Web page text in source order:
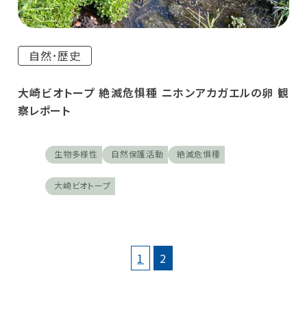
自然･歴史
大崎ビオトープ 絶滅危惧種 ニホンアカガエルの卵 観
察レポート
生物多様性 自然保護活動 絶滅危惧種
大崎ビオトープ
1 2